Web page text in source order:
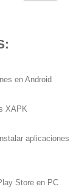
en Android
XAPK
aplicaciones
Store en PC